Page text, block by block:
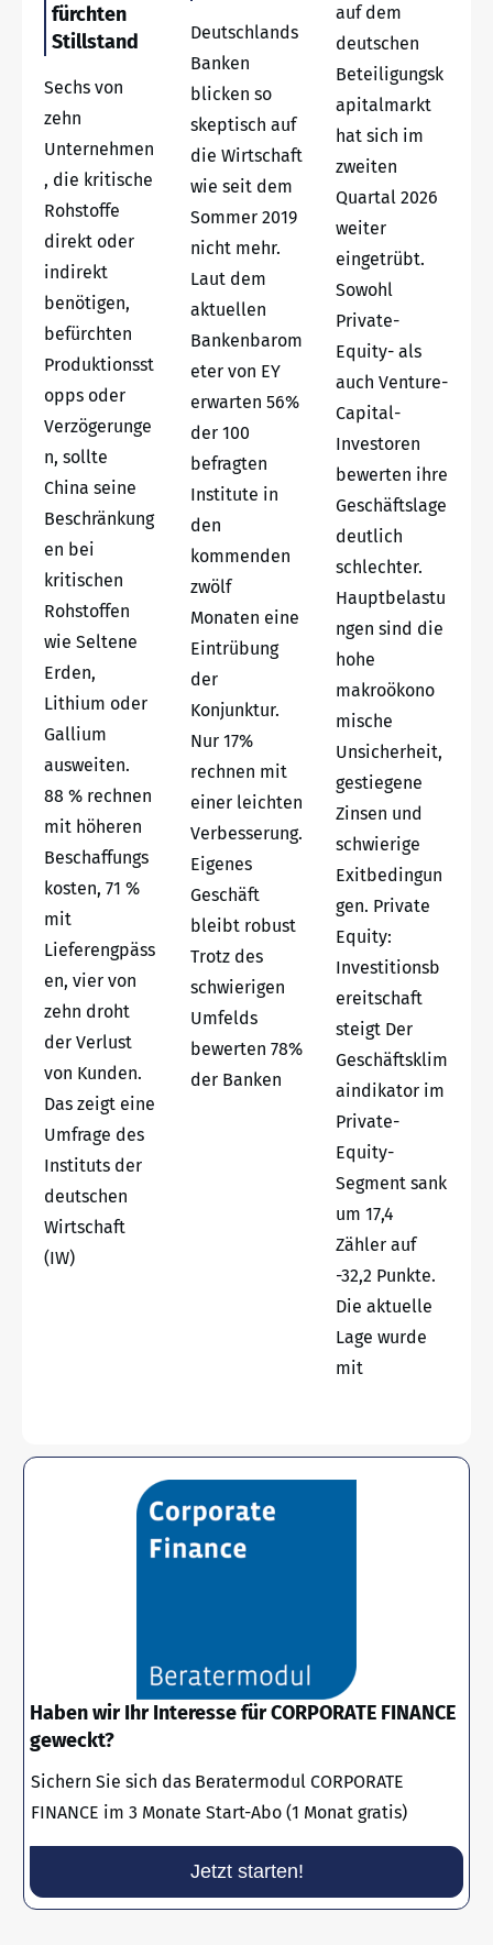
fürchten
Stillstand
Sechs von
zehn
Unternehmen
, die kritische
Rohstoffe
direkt oder
indirekt
benötigen,
befürchten
Produktionsst
opps oder
Verzögerunge
n, sollte
China seine
Beschränkung
en bei
kritischen
Rohstoffen
wie Seltene
Erden,
Lithium oder
Gallium
ausweiten.
88 % rechnen
mit höheren
Beschaffungs
kosten, 71 %
mit
Lieferengpäss
en, vier von
zehn droht
der Verlust
von Kunden.
Das zeigt eine
Umfrage des
Instituts der
deutschen
Wirtschaft
(IW)
Deutschlands
Banken
blicken so
skeptisch auf
die Wirtschaft
wie seit dem
Sommer 2019
nicht mehr.
Laut dem
aktuellen
Bankenbarom
eter von EY
erwarten 56%
der 100
befragten
Institute in
den
kommenden
zwölf
Monaten eine
Eintrübung
der
Konjunktur.
Nur 17%
rechnen mit
einer leichten
Verbesserung.
Eigenes
Geschäft
bleibt robust
Trotz des
schwierigen
Umfelds
bewerten 78%
der Banken
auf dem
deutschen
Beteiligungsk
apitalmarkt
hat sich im
zweiten
Quartal 2026
weiter
eingetrübt.
Sowohl
Private-
Equity- als
auch Venture-
Capital-
Investoren
bewerten ihre
Geschäftslage
deutlich
schlechter.
Hauptbelastu
ngen sind die
hohe
makroökono
mische
Unsicherheit,
gestiegene
Zinsen und
schwierige
Exitbedingun
gen. Private
Equity:
Investitionsb
ereitschaft
steigt Der
Geschäftsklim
aindikator im
Private-
Equity-
Segment sank
um 17,4
Zähler auf
-32,2 Punkte.
Die aktuelle
Lage wurde
mit
Haben wir Ihr Interesse für CORPORATE FINANCE
geweckt?
Sichern Sie sich das Beratermodul CORPORATE
FINANCE im 3 Monate Start-Abo (1 Monat gratis)
Jetzt starten!